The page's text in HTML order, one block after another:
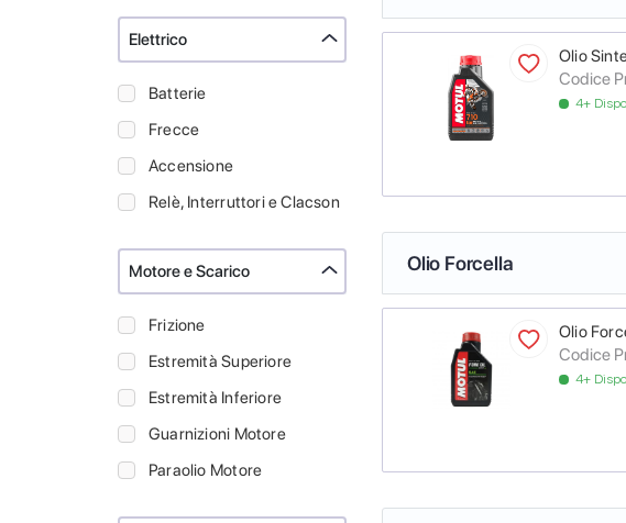
Elettrico
Batterie
Frecce
Accensione
Relè, Interruttori e Clacson
Motore e Scarico
Frizione
Estremità Superiore
Estremità Inferiore
Guarnizioni Motore
Paraolio Motore
Olio
Codice
4+
Olio Forcella
Olio
Codice
4+